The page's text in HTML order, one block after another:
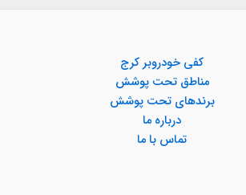
کفی خودروبر کرج
مناطق تحت پوشش
برندهای تحت پوشش
درباره ما
تماس با ما